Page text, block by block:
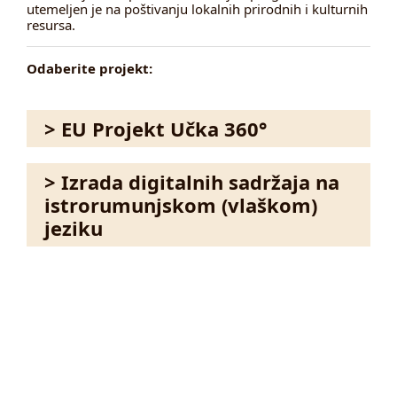
utemeljen je na poštivanju lokalnih prirodnih i kulturnih
resursa.
Odaberite projekt:
> EU Projekt Učka 360°
> Izrada digitalnih sadržaja na
istrorumunjskom (vlaškom)
jeziku